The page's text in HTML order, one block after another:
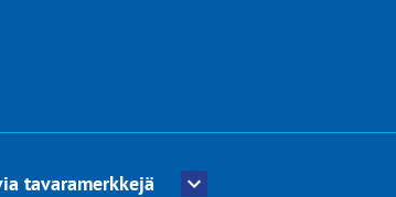
tavaramerkkejä